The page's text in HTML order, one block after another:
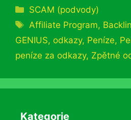
Rubriky
SCAM (podvody)
Štítky
Affiliate Program,
GENIUS, odkazy, Peníze,
peníze za odkazy, Zpětné
Kategorie